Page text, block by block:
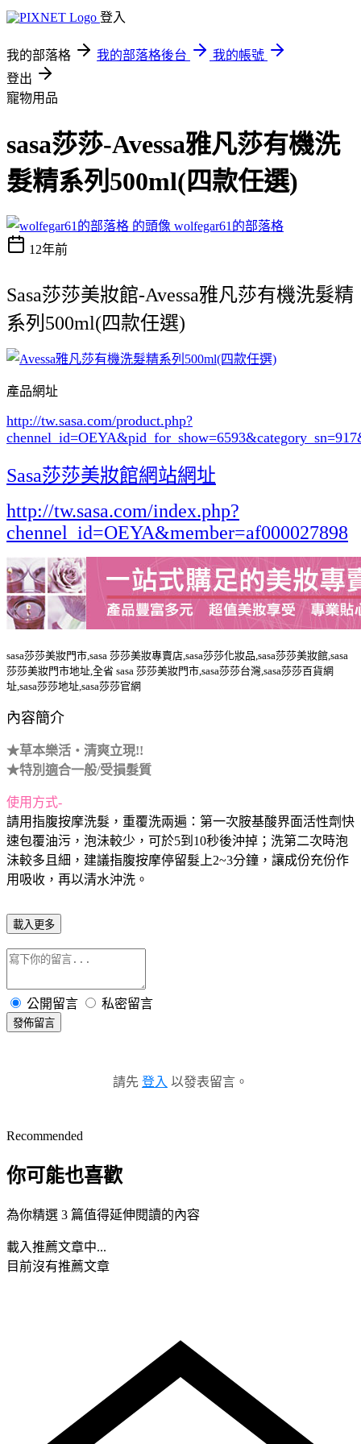
登入
我的部落格 我的部落格後台
我的帳號
登出
寵物用品
sasa莎莎-Avessa雅凡莎有機洗
髮精系列500ml(四款任選)
wolfegar61的部落格
12年前
Sasa莎莎美妝館-Avessa雅凡莎有機洗髮精
系列500ml(四款任選)
產品網址
http://tw.sasa.com/product.php?
chennel_id=OEYA&pid_for_show=6593&category_sn=917
Sasa莎莎美妝館網站網址
http://tw.sasa.com/index.php?
chennel_id=OEYA&member=af000027898
sasa莎莎美妝門市,sasa 莎莎美妝專賣店,sasa莎莎化妝品,sasa莎莎美妝館,sasa
莎莎美妝門市地址,全省 sasa 莎莎美妝門市,sasa莎莎台灣,sasa莎莎百貨網
址,sasa莎莎地址,sasa莎莎官網
內容簡介
★草本樂活‧清爽立現!!
★特別適合一般/受損髮質
使用方式-
請用指腹按摩洗髮，重覆洗兩遍：第一次胺基酸界面活性劑快
速包覆油污，泡沬較少，可於5到10秒後沖掉；洗第二次時泡
沬較多且細，建議指腹按摩停留髮上2~3分鐘，讓成份充份作
用吸收，再以清水沖洗。
載入更多
公開留言 私密留言
發佈留言
請先 登入 以發表留言。
Recommended
你可能也喜歡
為你精選 3 篇值得延伸閱讀的內容
載入推薦文章中...
目前沒有推薦文章